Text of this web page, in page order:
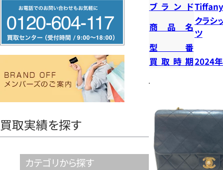
リ
ー
ヤ
買取実績を探す
カテゴリから探す
ブランド
商品名
クラシ
ツ
型番
買取時期2024